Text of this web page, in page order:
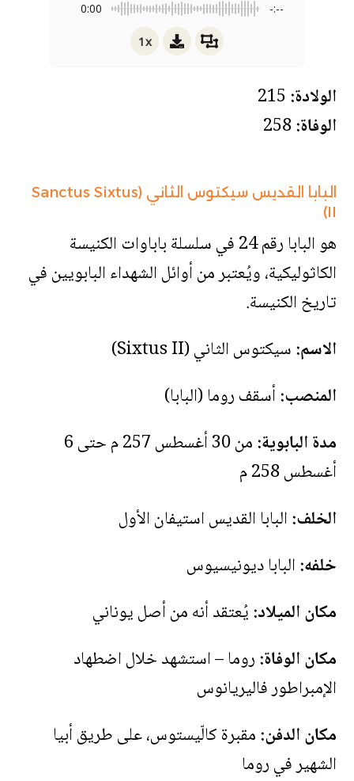
0:00 -:--
1x
الولادة:
الوفاة:
البابا القديس سيكتوس الثاني (Sanctus Sixtus
II)
هو البابا رقم 24 في سلسلة باباوات الكنيسة
الكاثوليكية، ويُعتبر من أوائل الشهداء البابويين في
تاريخ الكنيسة.
الاسم:سيكتوس الثاني (Sixtus II)
المنصب:أسقف روما (البابا)
مدة البابوية:
من 30 أغسطس 257 م حتى 6
أغسطس 258 م
الخلف:البابا القديس استيفان الأول
خلفه:البابا ديونيسيوس
مكان الميلاد:يُعتقد أنه من أصل يوناني
مكان الوفاة:روما – استشهد خلال اضطهاد
الإمبراطور فاليريانوس
مكان الدفن:مقبرة كالّيستوس، على طريق أبيا
الشهير في روما